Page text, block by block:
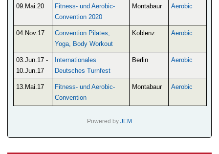
09.Mai.20
Fitness- und Aerobic-
Convention 2020
Montabaur Aerobic
04.Nov.17
Convention Pilates,
Yoga, Body Workout
Koblenz Aerobic
03.Jun.17 -
10.Jun.17
Internationales
Deutsches Turnfest
Berlin Aerobic
13.Mai.17
Fitness- und Aerobic-
Convention
Montabaur Aerobic
Powered by JEM